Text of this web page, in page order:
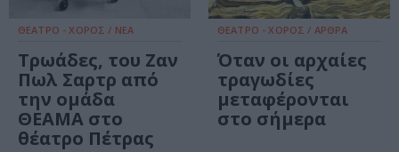
ΘΕΑΤΡΟ - ΧΟΡΟΣ / ΝΕΑ
Τρωάδες, του Ζαν
Πωλ Σαρτρ από
την ομάδα
ΘΕΑΜΑ στο
θέατρο Πέτρας
ΘΕΑΤΡΟ - ΧΟΡΟΣ / ΑΡΘΡΑ
Όταν οι αρχαίες
τραγωδίες
μεταφέρονται
στο σήμερα